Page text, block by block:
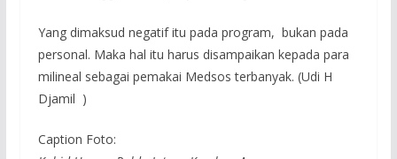
Yang dimaksud negatif itu pada program, bukan pada
personal. Maka hal itu harus disampaikan kepada para
milineal sebagai pemakai Medsos terbanyak. (Udi H
Djamil )
Caption Foto: